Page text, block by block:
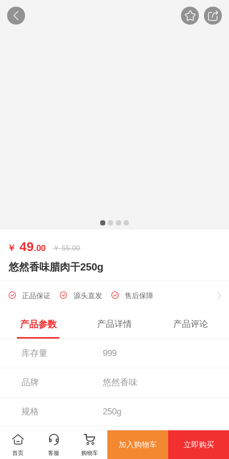
￥ 49.00 ￥ 55.00
悠然香味腊肉干250g
正品保证 源头直发 售后保障
产品参数 产品详情 产品评论
库存量 999
品牌 悠然香味
规格 250g
经销商 陕西秦融商投贸易有限责任公司
首页 客服 购物车
加入购物车 立即购买